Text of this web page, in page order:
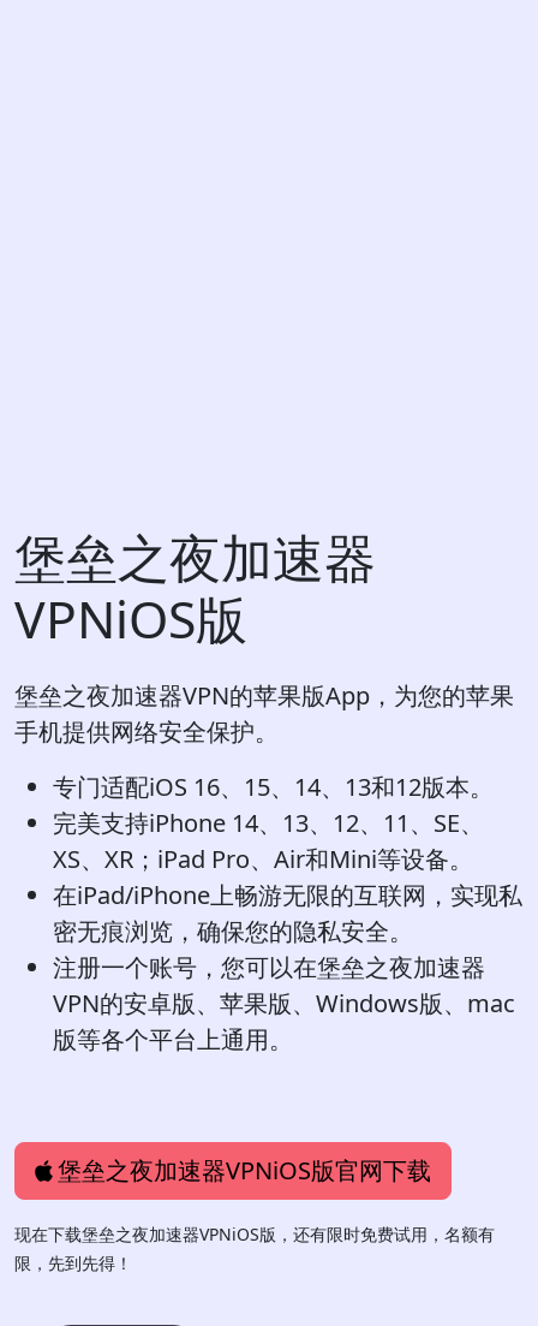
堡垒之夜加速器
VPNiOS版
堡垒之夜加速器VPN的苹果版App，为您的苹果
手机提供网络安全保护。
专门适配iOS 16、15、14、13和12版本。
完美支持iPhone 14、13、12、11、SE、
XS、XR；iPad Pro、Air和Mini等设备。
在iPad/iPhone上畅游无限的互联网，实现私
密无痕浏览，确保您的隐私安全。
注册一个账号，您可以在堡垒之夜加速器
VPN的安卓版、苹果版、Windows版、mac
版等各个平台上通用。
堡垒之夜加速器VPNiOS版官网下载
现在下载堡垒之夜加速器VPNiOS版，还有限时免费试用，名额有
限，先到先得！